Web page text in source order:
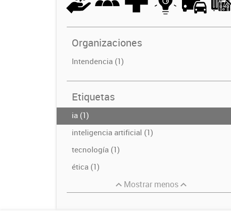
Organizaciones
Intendencia (1)
Etiquetas
ia (1)
inteligencia artificial (1)
tecnología (1)
ética (1)
Mostrar menos